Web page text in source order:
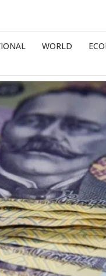
WORLD